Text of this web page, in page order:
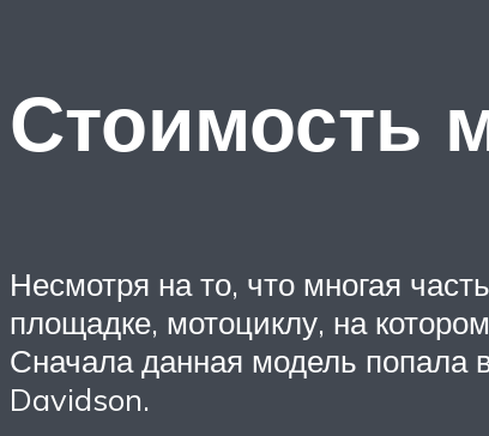
Стоимость
Несмотря на то, что многая
площадке, мотоциклу, на
Сначала данная модель попала
Davidson.